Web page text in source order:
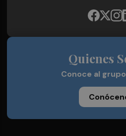
Quienes
Conoce al